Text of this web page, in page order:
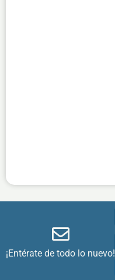
¡Entérate de todo lo nuevo!